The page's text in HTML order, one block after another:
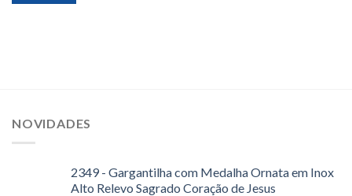
NOVIDADES
2349 - Gargantilha com Medalha Ornata em Inox
Alto Relevo Sagrado Coração de Jesus